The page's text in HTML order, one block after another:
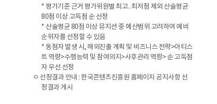
* 평가기준 근거 평가위원별 최고․최저점 제외 산술평균
80점 이상 고득점 순 선정
* 산술평균 80점 이상 뮤지션 중 예산범위 고려하여 예비
순위자를 선정할 수 있음
* 동점자 발생 시, 해외진출 계획 및 비즈니스 전략>아티스
트 역량>수행능력 및 참여의지>사후관리 역량> 순 고득점
자 우선 선정
ㅇ 선정결과 안내 : 한국콘텐츠진흥원 홈페이지 공지사항 선
정결과 게시